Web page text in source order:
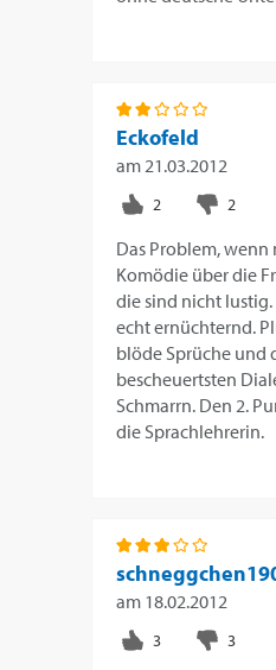
Eckofeld
am 21.03.2012
Das Problem, wenn
Komödie über die
die sind nicht lustig.
echt ernüchternd.
blöde Sprüche und
bescheuertsten
Schmarrn. Den 2.
die Sprachlehrerin.
am 18.02.2012